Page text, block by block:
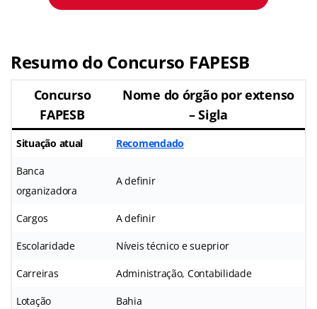
Resumo do Concurso FAPESB
Concurso
FAPESB
Nome do órgão por extenso
– Sigla
Situação atual Recomendado
Banca
organizadora
A definir
Cargos A definir
Escolaridade Níveis técnico e sueprior
Carreiras Administração, Contabilidade
Lotação Bahia